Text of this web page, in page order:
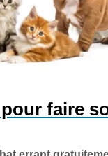
faire